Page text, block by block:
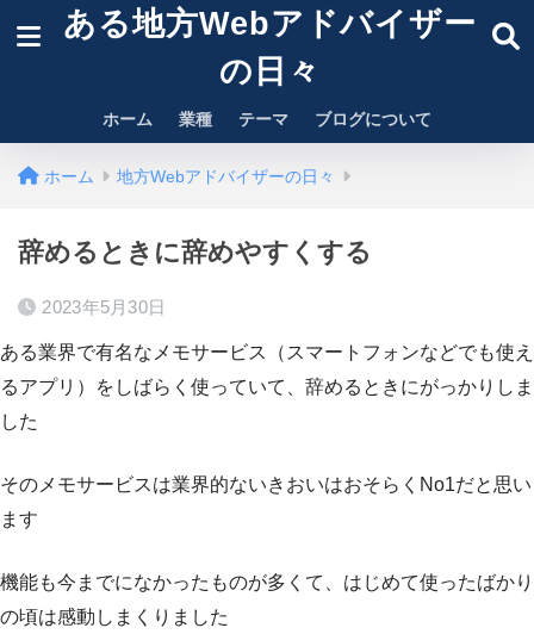
ある地方Webアドバイザー
の日々
ホーム 業種 テーマ ブログについて
ホーム 地方Webアドバイザーの日々
辞めるときに辞めやすくする
2023年5月30日
ある業界で有名なメモサービス（スマートフォンなどでも使え
るアプリ）をしばらく使っていて、辞めるときにがっかりしま
した
そのメモサービスは業界的ないきおいはおそらくNo1だと思い
ます
機能も今までになかったものが多くて、はじめて使ったばかり
の頃は感動しまくりました